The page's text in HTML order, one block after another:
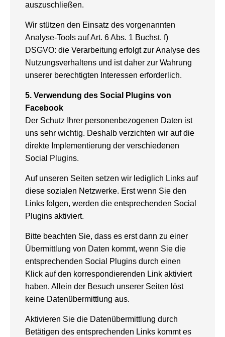
auszuschließen.
Wir stützen den Einsatz des vorgenannten
Analyse-Tools auf Art. 6 Abs. 1 Buchst. f)
DSGVO: die Verarbeitung erfolgt zur Analyse des
Nutzungsverhaltens und ist daher zur Wahrung
unserer berechtigten Interessen erforderlich.
5. Verwendung des Social Plugins von
Facebook
Der Schutz Ihrer personenbezogenen Daten ist
uns sehr wichtig. Deshalb verzichten wir auf die
direkte Implementierung der verschiedenen
Social Plugins.
Auf unseren Seiten setzen wir lediglich Links auf
diese sozialen Netzwerke. Erst wenn Sie den
Links folgen, werden die entsprechenden Social
Plugins aktiviert.
Bitte beachten Sie, dass es erst dann zu einer
Übermittlung von Daten kommt, wenn Sie die
entsprechenden Social Plugins durch einen
Klick auf den korrespondierenden Link aktiviert
haben. Allein der Besuch unserer Seiten löst
keine Datenübermittlung aus.
Aktivieren Sie die Datenübermittlung durch
Betätigen des entsprechenden Links kommt es